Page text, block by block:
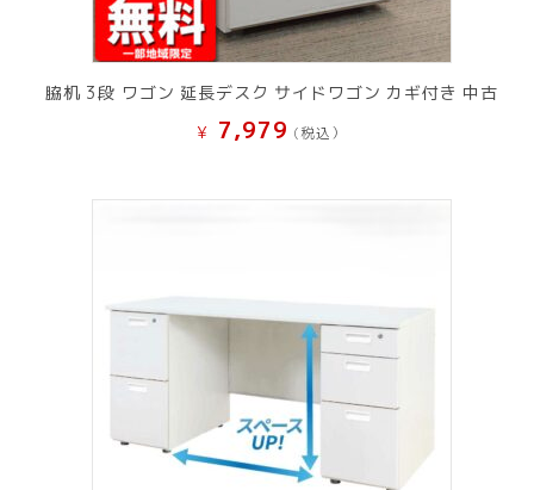
脇机 3段 ワゴン 延長デスク サイドワゴン カギ付き 中古
¥ 7,979 (税込）